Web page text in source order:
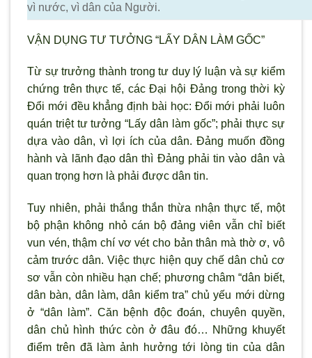
vì nước, vì dân của Người.
VẬN DỤNG TƯ TƯỞNG “LẤY DÂN LÀM GỐC”
Từ sự trưởng thành trong tư duy lý luận và sự kiểm
chứng trên thực tế, các Đại hội Đảng trong thời kỳ
Đổi mới đều khẳng định bài học: Đổi mới phải luôn
quán triệt tư tưởng “Lấy dân làm gốc”; phải thực sự
dựa vào dân, vì lợi ích của dân. Đảng muốn đồng
hành và lãnh đạo dân thì Đảng phải tin vào dân và
quan trọng hơn là phải được dân tin.
Tuy nhiên, phải thắng thắn thừa nhận thực tế, một
bộ phận không nhỏ cán bộ đảng viên vẫn chỉ biết
vun vén, thậm chí vơ vét cho bản thân mà thờ ơ, vô
cảm trước dân. Việc thực hiện quy chế dân chủ cơ
sơ vẫn còn nhiều hạn chế; phương châm “dân biết,
dân bàn, dân làm, dân kiểm tra” chủ yếu mới dừng
ở “dân làm”. Căn bệnh độc đoán, chuyên quyền,
dân chủ hình thức còn ở đâu đó… Những khuyết
điểm trên đã làm ảnh hưởng tới l òng tin của dân